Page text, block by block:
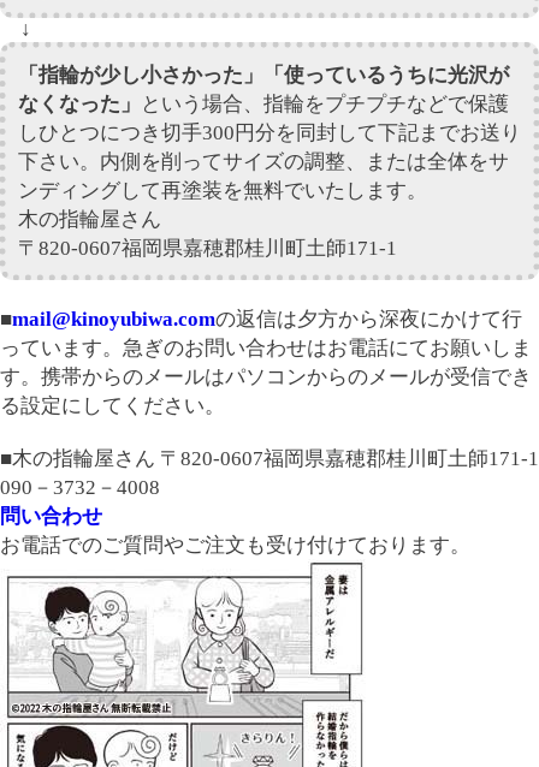
↓
「指輪が少し小さかった」「使っているうちに光沢が
なくなった」
という場合、指輪をプチプチなどで保護
しひとつにつき切手300円分を同封して下記までお送り
下さい。内側を削ってサイズの調整、または全体をサ
ンディングして再塗装を無料でいたします。
木の指輪屋さん
〒820-0607福岡県嘉穂郡桂川町土師171-1
■mail@kinoyubiwa.comの返信は夕方から深夜にかけて行
っています。急ぎのお問い合わせはお電話にてお願いしま
す。携帯からのメールはパソコンからのメールが受信でき
る設定にしてください。
■木の指輪屋さん 〒820-0607福岡県嘉穂郡桂川町土師171-1
090－3732－4008
問い合わせ
お電話でのご質問やご注文も受け付けております。